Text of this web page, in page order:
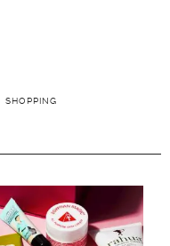
SHOPPING